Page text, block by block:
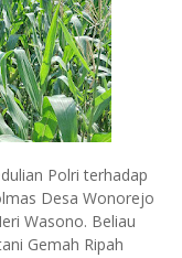
Polri terhadap
Desa Wonorejo
Wasono. Beliau
Gemah Ripah